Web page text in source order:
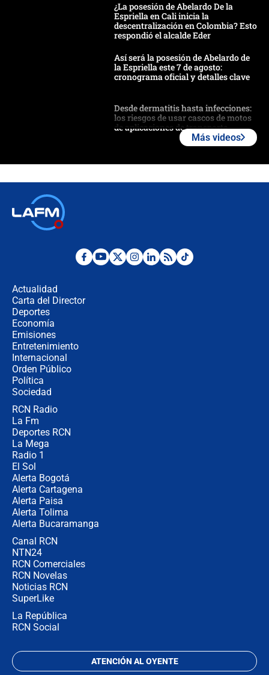
¿La posesión de Abelardo De la
Espriella en Cali inicia la
descentralización en Colombia? Esto
respondió el alcalde Eder
Así será la posesión de Abelardo de
la Espriella este 7 de agosto:
cronograma oficial y detalles clave
Desde dermatitis hasta infecciones:
los riesgos de usar cascos de motos
de aplicaciones de transporte
Posesión de Abelardo De La Espriella
Más videos
Actualidad
Carta del Director
Deportes
Economía
Emisiones
Entretenimiento
Internacional
Orden Público
Política
Sociedad
RCN Radio
La Fm
Deportes RCN
La Mega
Radio 1
El Sol
Alerta Bogotá
Alerta Cartagena
Alerta Paisa
Alerta Tolima
Alerta Bucaramanga
Canal RCN
NTN24
RCN Comerciales
RCN Novelas
Noticias RCN
SuperLike
La República
RCN Social
ATENCIÓN AL OYENTE